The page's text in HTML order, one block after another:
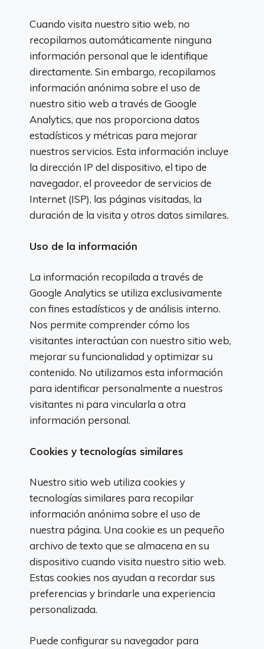
Cuando visita nuestro sitio web, no
recopilamos automáticamente ninguna
información personal que le identifique
directamente. Sin embargo, recopilamos
información anónima sobre el uso de
nuestro sitio web a través de Google
Analytics, que nos proporciona datos
estadísticos y métricas para mejorar
nuestros servicios. Esta información incluye
la dirección IP del dispositivo, el tipo de
navegador, el proveedor de servicios de
Internet (ISP), las páginas visitadas, la
duración de la visita y otros datos similares.
Uso de la información
La información recopilada a través de
Google Analytics se utiliza exclusivamente
con fines estadísticos y de análisis interno.
Nos permite comprender cómo los
visitantes interactúan con nuestro sitio web,
mejorar su funcionalidad y optimizar su
contenido. No utilizamos esta información
para identificar personalmente a nuestros
visitantes ni para vincularla a otra
información personal.
Cookies y tecnologías similares
Nuestro sitio web utiliza cookies y
tecnologías similares para recopilar
información anónima sobre el uso de
nuestra página. Una cookie es un pequeño
archivo de texto que se almacena en su
dispositivo cuando visita nuestro sitio web.
Estas cookies nos ayudan a recordar sus
preferencias y brindarle una experiencia
personalizada.
Puede configurar su navegador para